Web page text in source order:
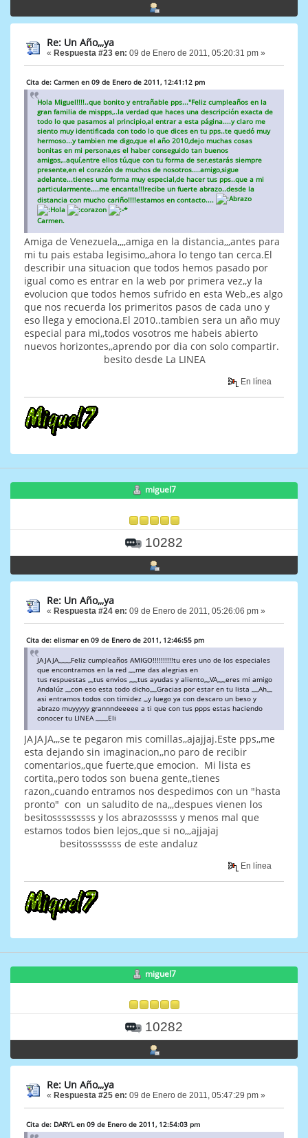
Re: Un Año,,,ya
« Respuesta #23 en: 09 de Enero de 2011, 05:20:31 pm »
Cita de: Carmen en 09 de Enero de 2011, 12:41:12 pm
Hola Miguel!!!!..que bonito y entrañable pps..."Feliz cumpleaños en la
gran familia de mispps,..la verdad que haces una descripción exacta de
todo lo que pasamos al principio,al entrar a esta página....y claro me
siento muy identificada con todo lo que dices en tu pps..te quedó muy
hermoso...y tambien me digo,que el año 2010,dejo muchas cosas
bonitas en mi persona,es el haber conseguido tan buenos
amigos,..aquí,entre ellos tú,que con tu forma de ser,estarás siempre
presente,en el corazón de muchos de nosotros....amigo,sigue
adelante...tienes una forma muy especial,de hacer tus pps..que a mi
particularmente....me encanta!!!recibe un fuerte abrazo..desde la
distancia con mucho cariño!!!!estamos en contacto....
Carmen.
Amiga de Venezuela,,,,amiga en la distancia,,,antes para
mi tu pais estaba legisimo,,ahora lo tengo tan cerca.El
describir una situacion que todos hemos pasado por
igual como es entrar en la web por primera vez,,y la
evolucion que todos hemos sufrido en esta Web,,es algo
que nos recuerda los primeritos pasos de cada uno y
eso llega y emociona.El 2010..tambien sera un año muy
especial para mi,,todos vosotros me habeis abierto
nuevos horizontes,,aprendo por dia con solo compartir.
besito desde La LINEA
En línea
miguel7
10282
Re: Un Año,,,ya
« Respuesta #24 en: 09 de Enero de 2011, 05:26:06 pm »
Cita de: elismar en 09 de Enero de 2011, 12:46:55 pm
JAJAJA,,,,,,,,,Feliz cumpleaños AMIGO!!!!!!!!!!tu eres uno de los especiales
que encontramos en la red ,,,,,me das alegrias en
tus respuestas ,,,,tus envios ,,,,,,tus ayudas y aliento,,,,VA,,,,,,eres mi amigo
Andalúz ,,,,con eso esta todo dicho,,,,,Gracias por estar en tu lista ,,,,,Ah,,,,
asi entramos todos con timidez ,,,y luego ya con descaro un beso y
abrazo muyyyyy grannndeeeee a ti que con tus ppps estas haciendo
conocer tu LINEA ,,,,,,,,,Eli
JAJAJA,,,se te pegaron mis comillas,,ajajjaj.Este pps,,me
esta dejando sin imaginacion,,no paro de recibir
comentarios,,que fuerte,que emocion. Mi lista es
cortita,,pero todos son buena gente,,tienes
razon,,cuando entramos nos despedimos con un "hasta
pronto" con un saludito de na,,,despues vienen los
besitosssssssss y los abrazosssss y menos mal que
estamos todos bien lejos,,que si no,,,ajjajaj
besitosssssss de este andaluz
En línea
miguel7
10282
Re: Un Año,,,ya
« Respuesta #25 en: 09 de Enero de 2011, 05:47:29 pm »
Cita de: DARYL en 09 de Enero de 2011, 12:54:03 pm